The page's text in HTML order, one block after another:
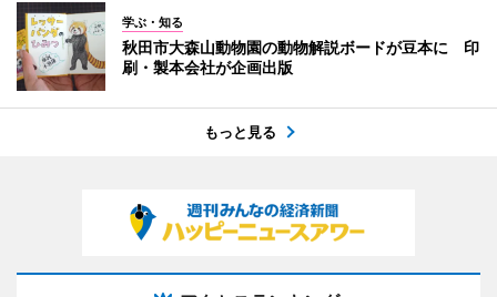
学ぶ・知る
秋田市大森山動物園の動物解説ボードが豆本に 印
刷・製本会社が企画出版
もっと見る